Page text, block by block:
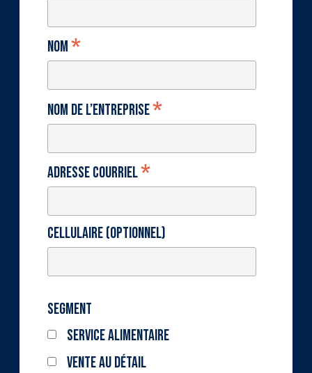
Nom*
Nom de l’entreprise*
Adresse courriel*
Cellulaire (optionnel)
Segment
Service alimentaire
Vente au détail